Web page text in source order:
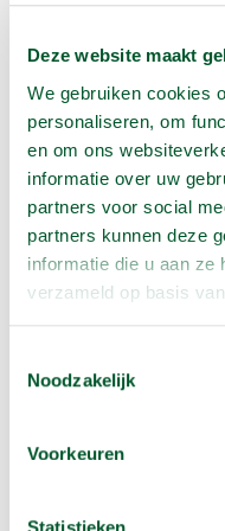
Deze website maakt
We gebruiken cookies
personaliseren, om
en om ons
informatie over uw
partners voor social
partners kunnen deze
informatie die u aan ze
verzameld op basis
Noodzakelijk
Voorkeuren
uur bij gebreke
terugbezorging huur
f. Indien op verzoek
dient te bezorgen en/
bezorg en/ of
verzoek om de
16.00 uur op enige
volgende dag als
16. ZEKERHEID
gehuurde een
schriftelijk zijn
gerestitueerd onder
huurpenningen en/of